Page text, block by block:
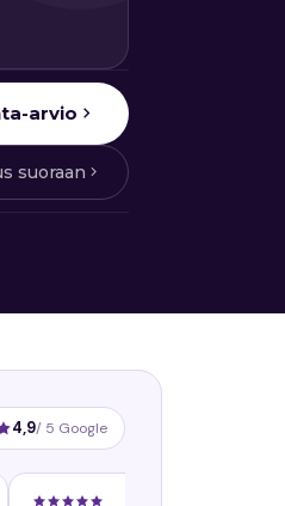
arvio
suoraan
4,9/ 5 Google